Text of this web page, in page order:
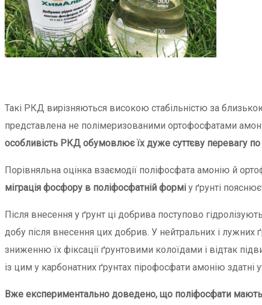
Такі РКД вирізняються високою стабільністю за
представлена не полімеризованими ортофосфатами
особливість РКД обумовлює їх дуже суттєву перевагу
Порівняльна оцінка взаємодії поліфосфата амонію й
міграція фосфору в поліфосфатній формі у ґрунті
Після внесення у ґрунт ці добрива поступово
добу після внесення цих добрив. У нейтральних і лужних
зниженню їх фіксації ґрунтовими колоїдами і відтак
із цим у карбонатних ґрунтах пірофосфати амонію
Вже експериментально доведено, що поліфосфати мають